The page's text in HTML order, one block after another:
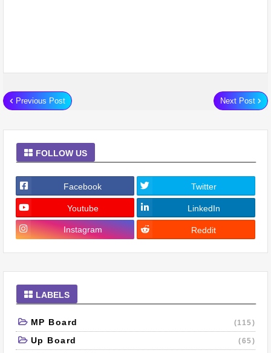
Previous Post Next Post
FOLLOW US
Facebook Twitter
Youtube LinkedIn
Instagram Reddit
LABELS
MP Board (115)
Up Board (65)